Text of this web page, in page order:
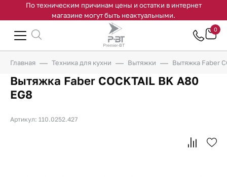
По техническим причинам цены и остатки в интернет
магазине могут быть неактуальными.
0
Главная Техника для кухни Вытяжки Вытяжка Faber
Вытяжка Faber COCKTAIL BK A80
EG8
Артикул: 110.0252.427